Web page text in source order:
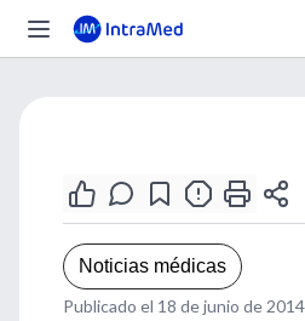
Noticias médicas
Publicado el 18 de junio de 2014